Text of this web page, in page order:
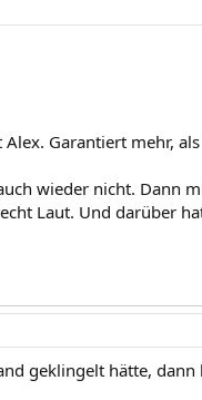
Garantiert mehr,
wieder nicht. Dann
Laut. Und darüber
geklingelt hätte,